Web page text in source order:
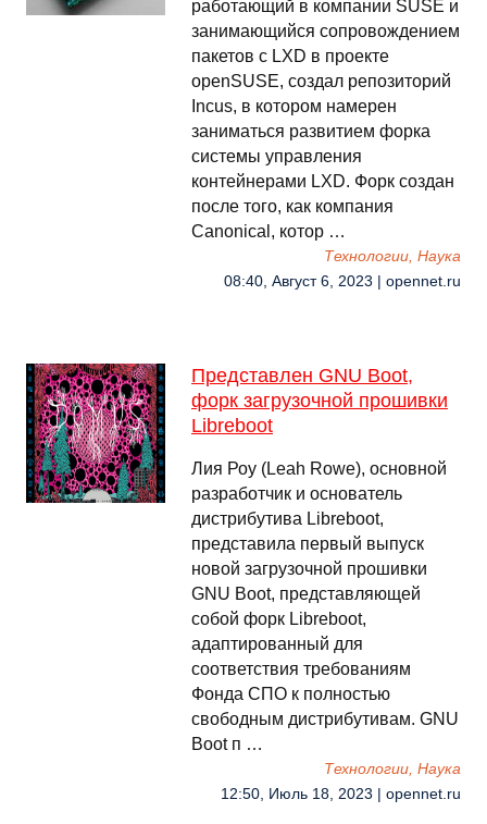
работающий в компании SUSE и
занимающийся сопровождением
пакетов с LXD в проекте
openSUSE, создал репозиторий
Incus, в котором намерен
заниматься развитием форка
системы управления
контейнерами LXD. Форк создан
после того, как компания
Canonical, котор …
Технологии, Наука
08:40, Август 6, 2023 | opennet.ru
Представлен GNU Boot,
форк загрузочной прошивки
Libreboot
Лия Роу (Leah Rowe), основной
разработчик и основатель
дистрибутива Libreboot,
представила первый выпуск
новой загрузочной прошивки
GNU Boot, представляющей
собой форк Libreboot,
адаптированный для
соответствия требованиям
Фонда СПО к полностью
свободным дистрибутивам. GNU
Boot п …
Технологии, Наука
12:50, Июль 18, 2023 | opennet.ru